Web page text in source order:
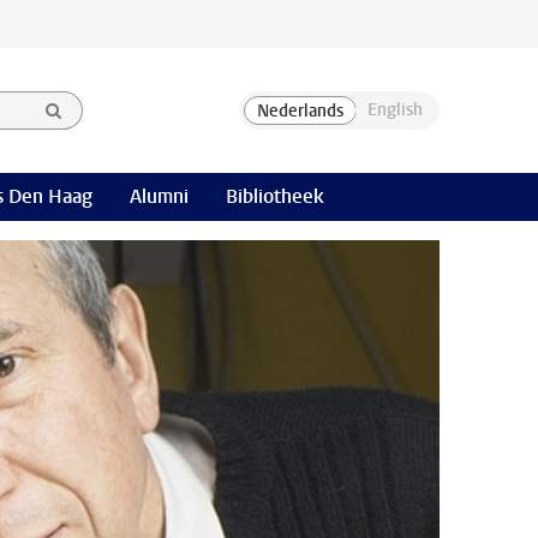
Den Haag Alumni Bibliotheek